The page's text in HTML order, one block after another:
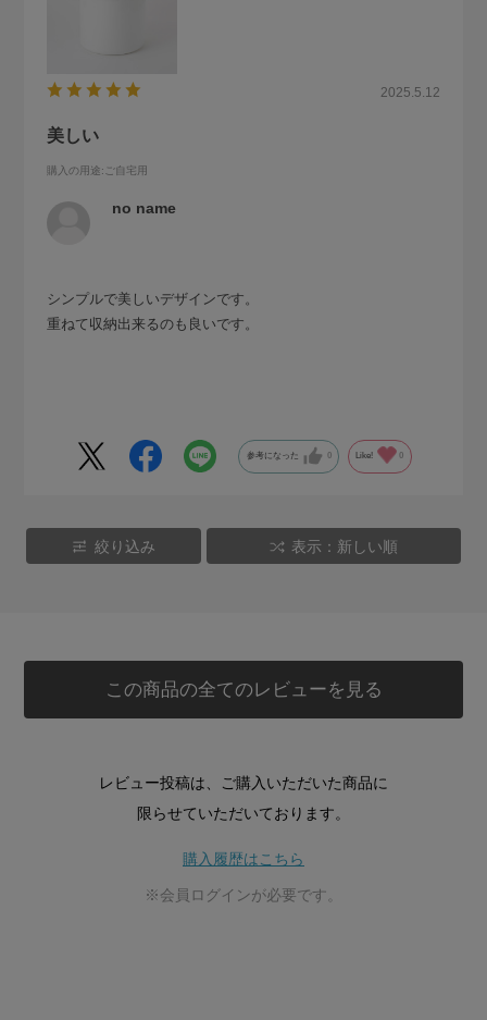
2025.5.12
美しい
購入の用途:ご自宅用
no name
シンプルで美しいデザインです。
重ねて収納出来るのも良いです。
参考になった 0 Like! 0
絞り込み 表示：新しい順
この商品の全てのレビューを見る
レビュー投稿は、ご購入いただいた商品に
限らせていただいております。
購入履歴はこちら
※会員ログインが必要です。